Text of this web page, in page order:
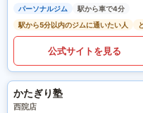
パーソナルジム
駅から車で4分
駅から5分以内のジムに通いたい人
公式サイトを見る
かたぎり塾
西院店